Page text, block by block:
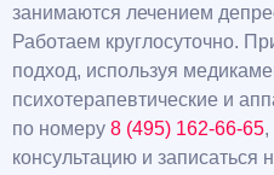
занимаются лечением
Работаем круглосуточно.
подход, используя
психотерапевтические и
по номеру 8 (495) 162-66-65,
консультацию и записаться